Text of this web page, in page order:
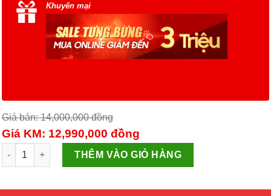
Khuyến mại
Giá bán: 14,000,000đồng
Giá KM: 12,990,000 đồng
Máy giặt AQUA 10KG lồng ngang AQD-D1000C.N2 số lượng
THÊM VÀO GIỎ HÀNG